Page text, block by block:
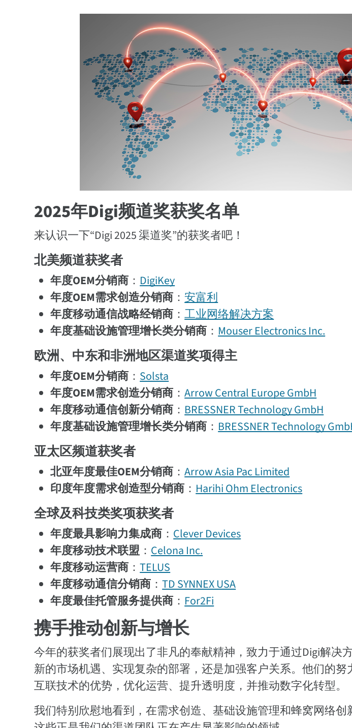
2025年Digi频道奖获奖名单
来认识一下“Digi 2025 渠道奖”的获奖者吧！
北美频道获奖者
年度OEM分销商 ： DigiKey
年度OEM需求创造分销商 ：安富利
年度移动通信战略经销商 ：工业网络解决方案
年度基础设施管理增长类分销商 ： Mouser Electronics Inc.
欧洲、中东和非洲地区渠道奖项得主
年度OEM分销商 ： Solsta
年度OEM需求创造分销商 ：Arrow Central Europe GmbH
年度移动通信创新分销商 ： BRESSNER Technology GmbH
年度基础设施管理增长类分销商 ： BRESSNER Technology
亚太区频道获奖者
北亚年度最佳OEM分销商 ：Arrow Asia Pac Limited
印度年度需求创造型分销商 ： Harihi Ohm Electronics
全球及科技类奖项获奖者
年度最具影响力集成商 ： Clever Devices
年度移动技术联盟 ： Celona Inc.
年度移动运营商 ：TELUS
年度移动通信分销商 ：TD SYNNEX USA
年度最佳托管服务提供商 ： For2Fi
携手推动创新与增长
今年的获奖者们展现出了非凡的奉献精神，致力于通过Digi解
新的市场机遇、实现复杂的部署，还是加强客户关系。他们的
互联技术的优势，优化运营、提升透明度，并推动数字化转型。
我们特别欣慰地看到，在需求创造、基础设施管理和蜂窝网络